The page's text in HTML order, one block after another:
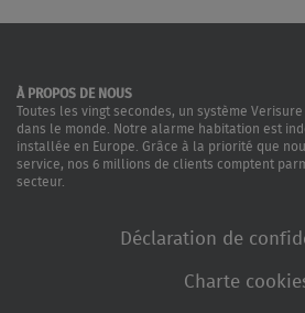
À PROPOS DE NOUS
Toutes les vingt secondes, un système
dans le monde. Notre alarme habitation est
installée en Europe. Grâce à la priorité que
service, nos 6 millions de clients comptent
secteur.
Déclaration de
Charte